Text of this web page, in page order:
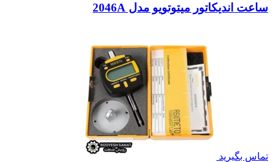
ساعت اندیکاتور میتوتویو مدل 2046A
تماس بگیرید